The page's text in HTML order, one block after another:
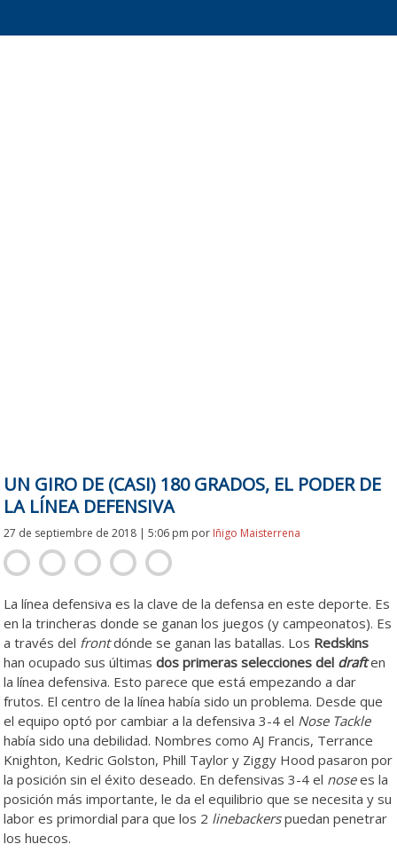
UN GIRO DE (CASI) 180 GRADOS, EL PODER DE
LA LÍNEA DEFENSIVA
27 de septiembre de 2018 | 5:06 pm por Iñigo Maisterrena
La línea defensiva es la clave de la defensa en este deporte. Es
en la trincheras donde se ganan los juegos (y campeonatos). Es
a través del frontdónde se ganan las batallas. Los Redskins
han ocupado sus últimasdos primeras selecciones del draften
la línea defensiva. Esto parece que está empezando a dar
frutos. El centro de la línea había sido un problema. Desde que
el equipo optó por cambiar a la defensiva 3-4 el Nose Tackle
había sido una debilidad. Nombres como AJ Francis, Terrance
Knighton, Kedric Golston, Phill Taylor y Ziggy Hood pasaron por
la posición sin el éxito deseado. En defensivas 3-4 el nosees la
posición más importante, le da el equilibrio que se necesita y su
labor es primordial para que los 2 linebackerspuedan penetrar
los huecos.